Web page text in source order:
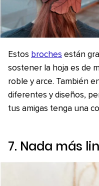
Estos broches están
sostener la hoja es de
roble y arce. También
diferentes y diseños,
tus amigas tenga una
7. Nada más